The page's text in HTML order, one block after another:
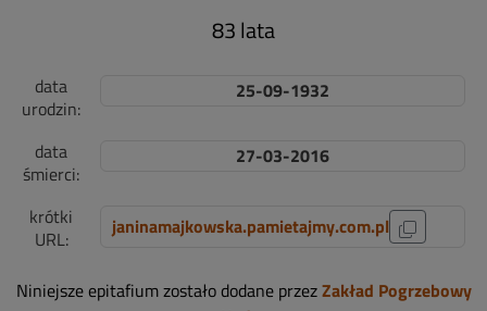
83 lata
data
urodzin:
25-09-1932
data
śmierci:
27-03-2016
krótki
URL:
janinamajkowska.pamietajmy.com.pl
Niniejsze epitafium zostało dodane przezZakład Pogrzebowy